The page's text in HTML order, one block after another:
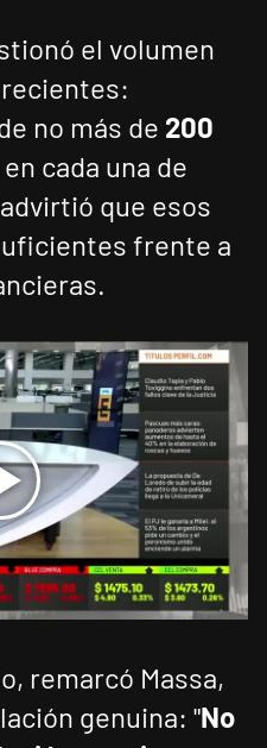
el volumen
no más de 200
en cada una de
que esos
frente a
remarcó Massa,
genuina: "No